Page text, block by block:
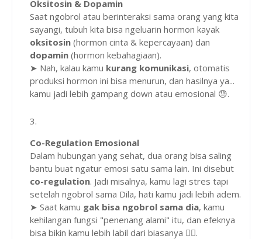
Oksitosin & Dopamin
Saat ngobrol atau berinteraksi sama orang yang kita
sayangi, tubuh kita bisa ngeluarin hormon kayak
oksitosin (hormon cinta & kepercayaan) dan
dopamin (hormon kebahagiaan).
➤ Nah, kalau kamu kurang komunikasi, otomatis
produksi hormon ini bisa menurun, dan hasilnya ya...
kamu jadi lebih gampang down atau emosional 😓.
Co-Regulation Emosional
Dalam hubungan yang sehat, dua orang bisa saling
bantu buat ngatur emosi satu sama lain. Ini disebut
co-regulation. Jadi misalnya, kamu lagi stres tapi
setelah ngobrol sama Dila, hati kamu jadi lebih adem.
➤ Saat kamu gak bisa ngobrol sama dia, kamu
kehilangan fungsi "penenang alami" itu, dan efeknya
bisa bikin kamu lebih labil dari biasanya 😵‍💫.